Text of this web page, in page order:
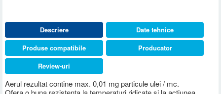
Descriere
Aerul rezultat contine max. 0,01 mg particule ulei / mc.
Date tehnice
Produse compatibile
Producator
Review-uri